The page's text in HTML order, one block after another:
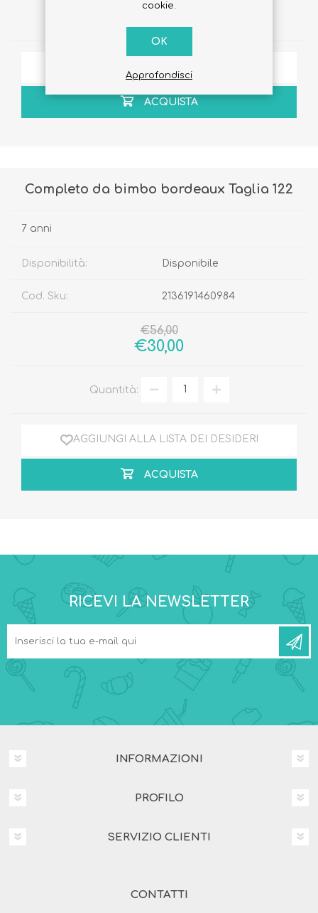
ACQUISTA
Completo da bimbo bordeaux Taglia 122
7 anni
Disponibilità: Disponibile
Cod. Sku: 2136191460984
€56,00
€30,00
Quantità:
AGGIUNGI ALLA LISTA DEI DESIDERI
ACQUISTA
RICEVI LA NEWSLETTER
INFORMAZIONI
PROFILO
SERVIZIO CLIENTI
CONTATTI
cookie.
OK
Approfondisci